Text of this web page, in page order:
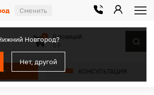
Сменить
Новгород?
Нет, другой
КОНСУЛЬТАЦИЯ
0
0 позиций